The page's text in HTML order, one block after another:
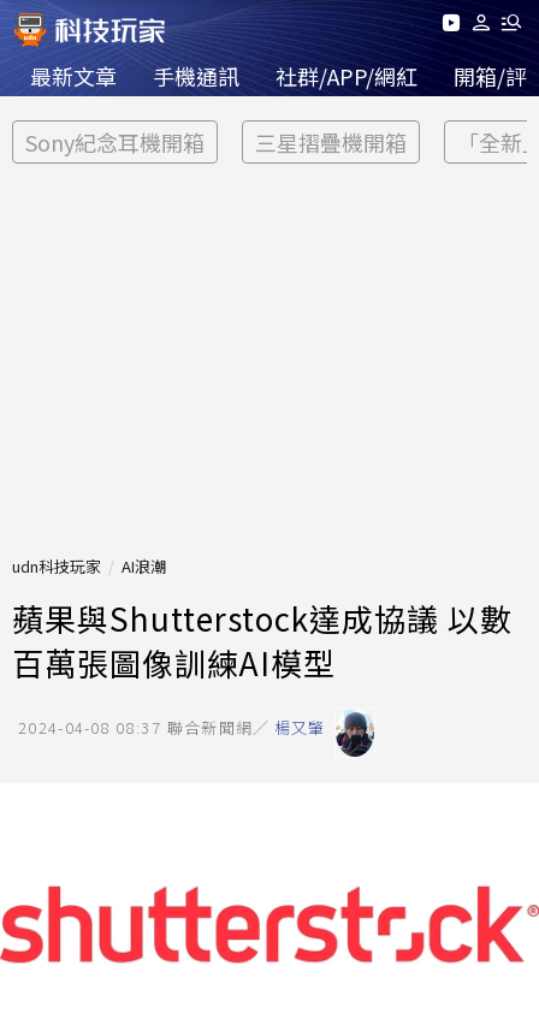
最新文章 手機通訊 社群/APP/網紅 開箱/評
Sony紀念耳機開箱 三星摺疊機開箱 「全新
udn科技玩家 AI浪潮
蘋果與Shutterstock達成協議 以數
百萬張圖像訓練AI模型
2024-04-08 08:37 聯合新聞網／ 楊又肇